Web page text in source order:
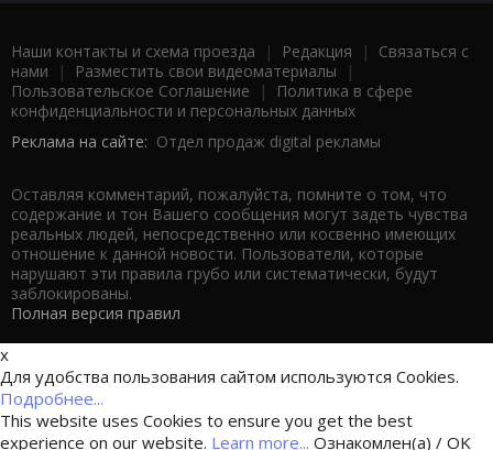
Наши контакты и схема проезда | Редакция | Связаться с
нами | Разместить свои видеоматериалы |
Пользовательское Соглашение |
Политика в сфере
конфиденциальности и персональных данных
Реклама на сайте: Отдел продаж digital рекламы
Оставляя комментарий, пожалуйста, помните о том, что
содержание и тон Вашего сообщения могут задеть чувства
реальных людей, непосредственно или косвенно имеющих
отношение к данной новости. Пользователи, которые
нарушают эти правила грубо или систематически, будут
заблокированы.
Полная версия правил
x
Для удобства пользования сайтом используются Cookies.
Подробнее...
This website uses Cookies to ensure you get the best
experience on our website. Learn more... Ознакомлен(а) / OK